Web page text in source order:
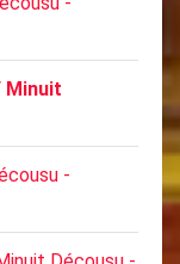
Minuit
-